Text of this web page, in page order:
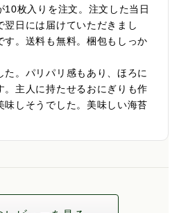
枚入りを注文。注文した当日
日には届けていただきまし
す。送料も無料。梱包もしっか
。パリパリ感もあり、ほろに
主人に持たせるおにぎりも作
味しそうでした。美味しい海苔